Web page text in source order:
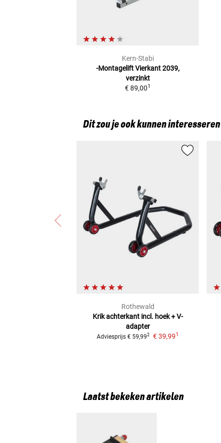
Kern-Stabi
-Montagelift Vierkant 2039,
verzinkt
€ 89,001
Dit zou je ook kunnen interesseren
Rothewald
Krik achterkant incl. hoek + V-
adapter
Adviesprijs € 59,992 € 39,991
Laatst bekeken artikelen